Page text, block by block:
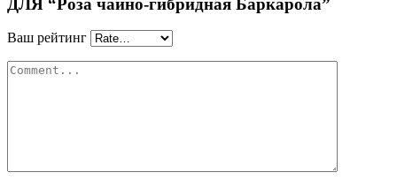
Ваш рейтинг